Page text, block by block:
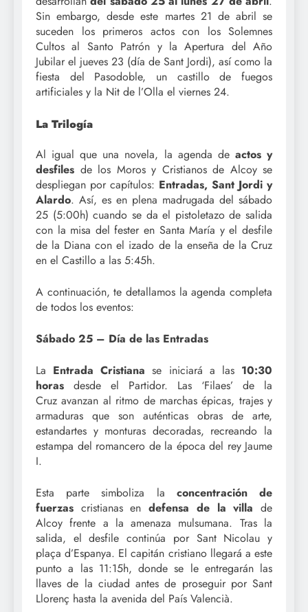
Sin embargo, desde este martes 21 de abril se
suceden los primeros actos con los Solemnes
Cultos al Santo Patrón y la Apertura del Año
Jubilar el jueves 23 (día de Sant Jordi), así como la
fiesta del Pasodoble, un castillo de fuegos
artificiales y la Nit de l’Olla el viernes 24.
La Trilogía
Al igual que una novela, la agenda de actos y
desfiles de los Moros y Cristianos de Alcoy se
despliegan por capítulos: Entradas, Sant Jordi y
Alardo. Así, es en plena madrugada del sábado
25 (5:00h) cuando se da el pistoletazo de salida
con la misa del fester en Santa María y el desfile
de la Diana con el izado de la enseña de la Cruz
en el Castillo a las 5:45h.
A continuación, te detallamos la agenda completa
de todos los eventos:
Sábado 25 – Día de las Entradas
La Entrada Cristiana se iniciará a las 10:30
horas desde el Partidor. Las ‘Filaes’ de la
Cruz avanzan al ritmo de marchas épicas, trajes y
armaduras que son auténticas obras de arte,
estandartes y monturas decoradas, recreando la
estampa del romancero de la época del rey Jaume
I.
Esta parte simboliza la concentración de
fuerzas cristianas endefensa de la villa de
Alcoy frente a la amenaza mulsumana. Tras la
salida, el desfile continúa por Sant Nicolau y
plaça d’Espanya. El capitán cristiano llegará a este
punto a las 11:15h, donde se le entregarán las
llaves de la ciudad antes de proseguir por Sant
Llorenç hasta la avenida del País Valencià.